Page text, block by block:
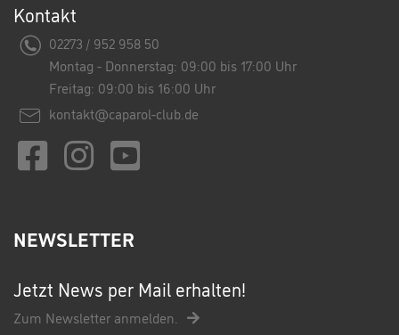
Kontakt
02273 / 952 958 50
Montag - Donnerstag: 09:00 bis 17:00 Uhr
Freitag: 09:00 bis 16:00 Uhr
kontakt@caparol-club.de
NEWSLETTER
Jetzt News per Mail erhalten!
Zum Newsletter anmelden.